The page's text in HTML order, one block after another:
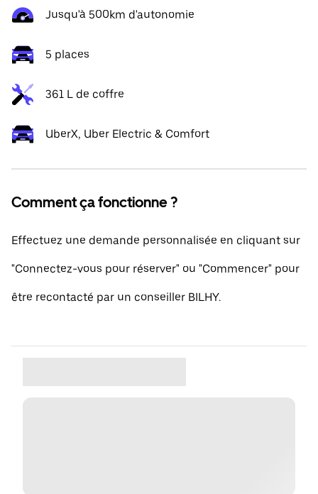
Jusqu'à 500km d'autonomie
5 places
361 L de coffre
UberX, Uber Electric & Comfort
Comment ça fonctionne ?
Effectuez une demande personnalisée en cliquant sur
"Connectez-vous pour réserver" ou "Commencer" pour
être recontacté par un conseiller BILHY.